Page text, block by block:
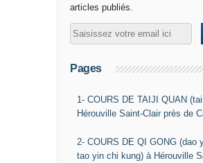
articles publiés.
Pages
1- COURS DE TAIJI QUAN
Hérouville Saint-Clair près de
2- COURS DE QI GONG (dao
tao yin chi kung) à Hérouville